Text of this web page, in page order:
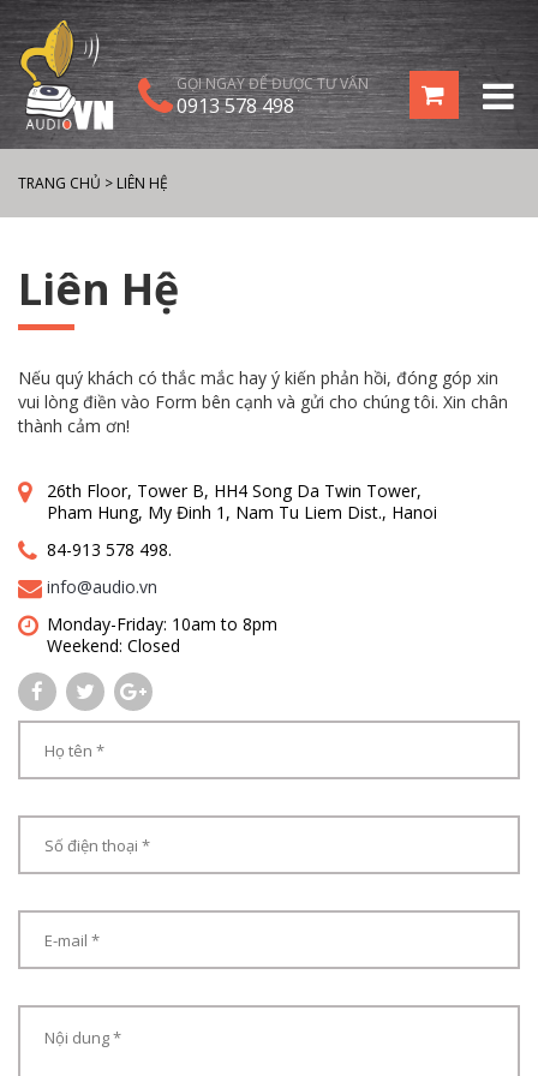
GỌI NGAY ĐỂ ĐƯỢC TƯ VẤN
0913 578 498
TRANG CHỦ > LIÊN HỆ
Liên Hệ
Nếu quý khách có thắc mắc hay ý kiến phản hồi, đóng góp xin
vui lòng điền vào Form bên cạnh và gửi cho chúng tôi. Xin chân
thành cảm ơn!
26th Floor, Tower B, HH4 Song Da Twin Tower,
Pham Hung, My Đinh 1, Nam Tu Liem Dist., Hanoi
84-913 578 498.
info@audio.vn
Monday-Friday: 10am to 8pm
Weekend: Closed